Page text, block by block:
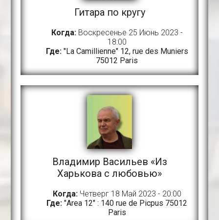
Гитара по кругу
Когда:Воскресенье 25 Июнь 2023 -
18:00
Где: "La Camillienne" 12, rue des Muniers
75012 Paris
Владимир Васильев «Из
Харькова с любовью»
Когда:Четверг 18 Май 2023 - 20:00
Где: "Area 12" : 140 rue de Picpus 75012
Paris